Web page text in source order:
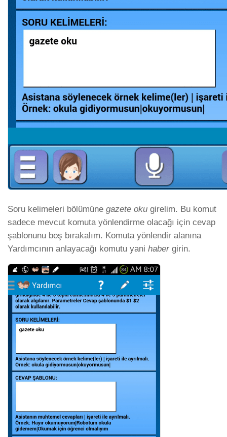
Soru kelimeleri bölümüne gazete oku girelim. Bu komut
sadece mevcut komuta yönlendirme olacağı için cevap
şablonunu boş bırakalım. Komuta yönlendir alanına
Yardımcının anlayacağı komutu yani haber girin.